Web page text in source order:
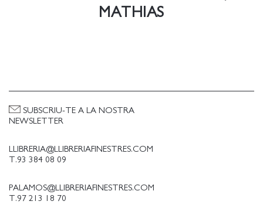
Etienne de Montety, <i LE FIGARO LITTÉRAIRE</i
</p
<p "Una novel-la poderosa sobre la guerra, els seus
desastres i conseqüències". <b Oriane Jeancourt, <i
MATHIAS
LLIBRERIA@LLIBRERIAFINESTRES.COM
T.93 384 08 09
PALAMOS@LLIBRERIAFINESTRES.COM
T.97 213 18 70
SUBSCRIU-TE A LA NOSTRA
NEWSLETTER